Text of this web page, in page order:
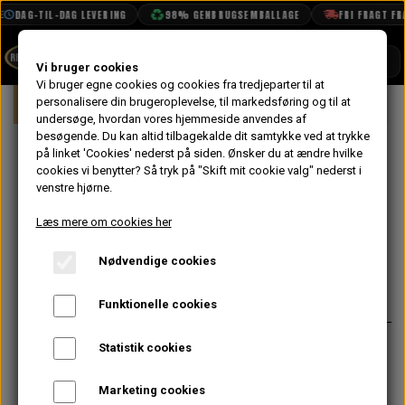
DAG-TIL-DAG LEVERING 98% GENBRUGSEMBALLAGE FRI FRAGT FRA
BOOK TID
PROJEKTER
TEKNISK DATA
VANDPOLERING
Forside Mini Kølersystem, Varme, Vand & Olie
På lager
Kølerslange
Small Bore
30,40 kr.
Varenummer: GRH245
Passer til Mk2->, Small bore
Spændebånd er GHC811
Vi bruger cookies
Vi bruger egne cookies og cookies fra tredjeparter til at
personalisere din brugeroplevelse, til markedsføring og til at
undersøge, hvordan vores hjemmeside anvendes af
besøgende. Du kan altid tilbagekalde dit samtykke ved at trykke
på linket 'Cookies' nederst på siden. Ønsker du at ændre hvilke
cookies vi benytter? Så tryk på "Skift mit cookie valg" nederst i
venstre hjørne.
Læs mere om cookies her
Nødvendige cookies
Funktionelle cookies
Statistik cookies
Marketing cookies